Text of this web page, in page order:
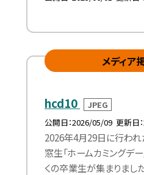
メディア
hcd10
JPEG
公開日 2026/05/09 更新日
2026年4月29日に行われ
窓生「ホームカミングデー
くの卒業生が集まりまし